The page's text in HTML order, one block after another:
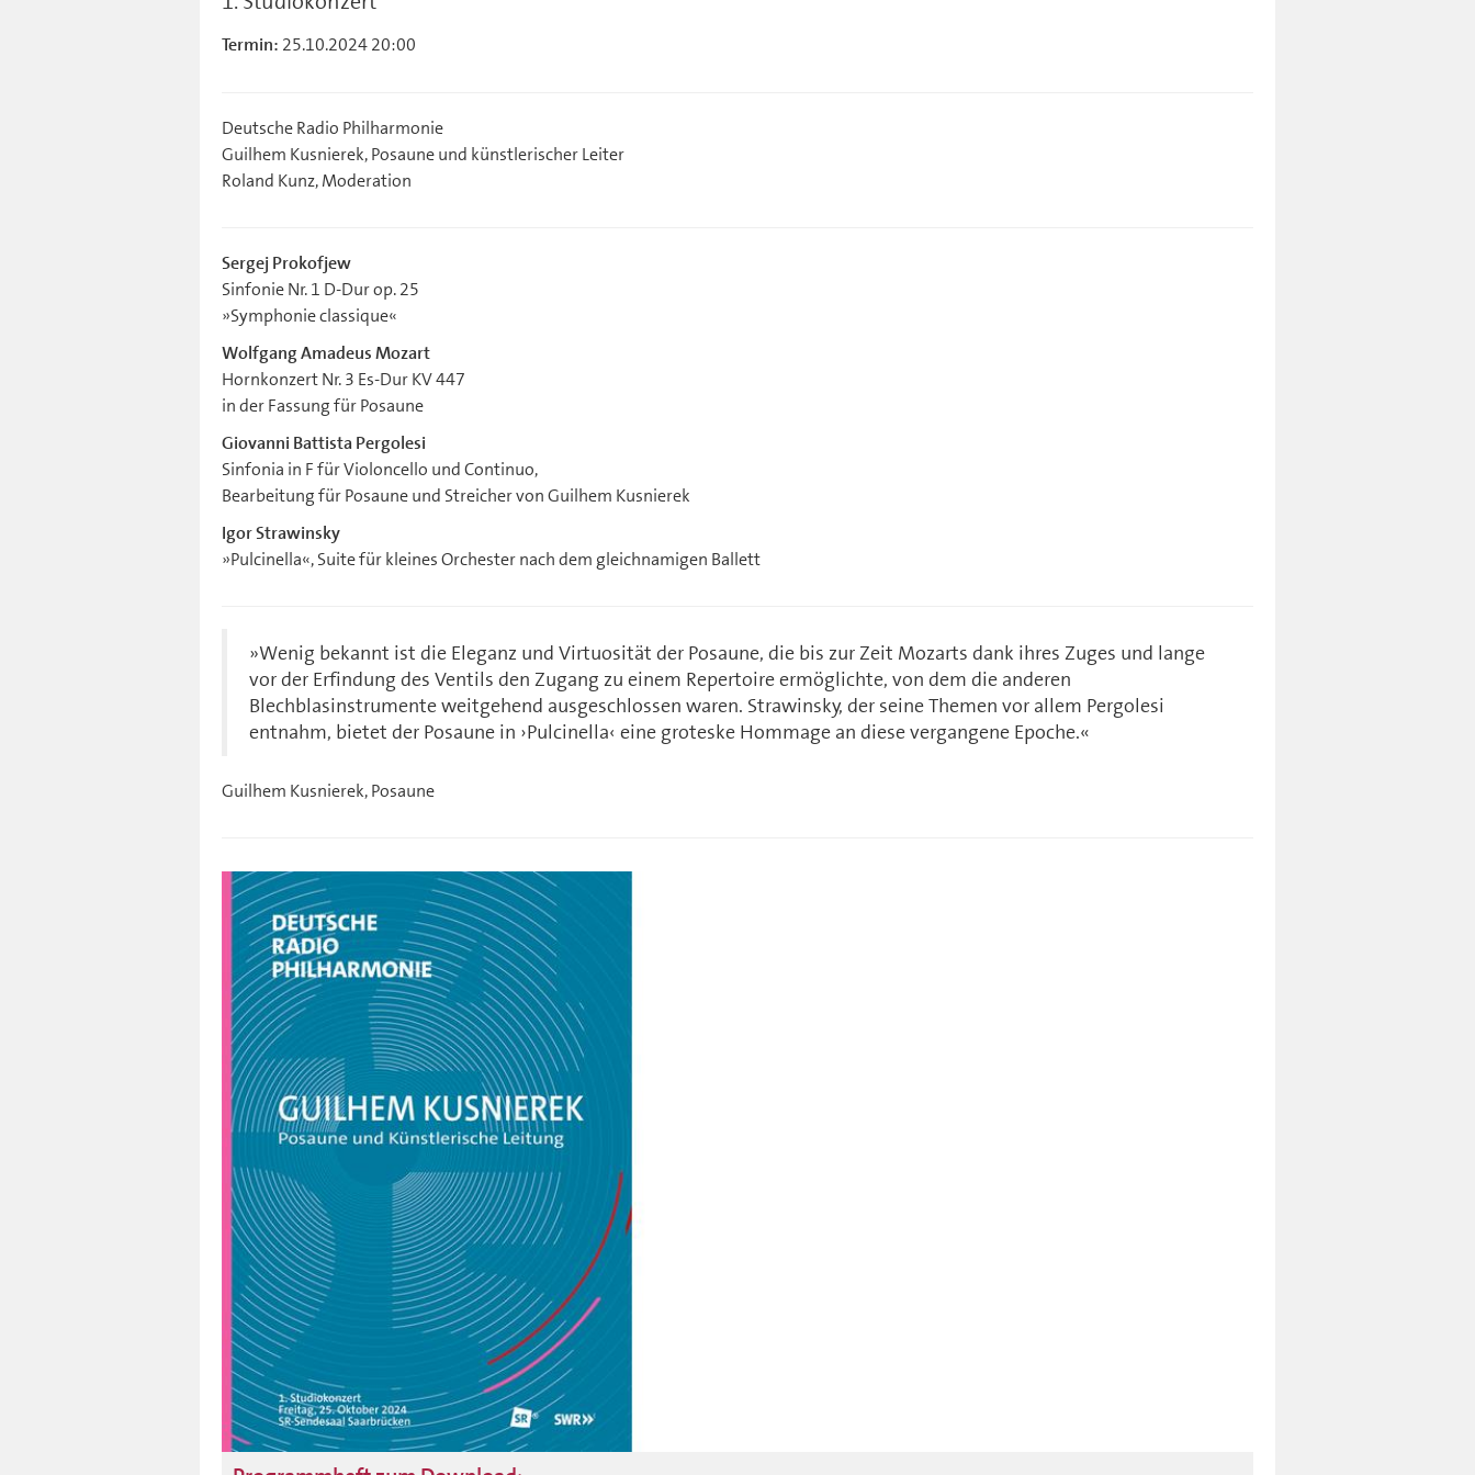
Termin: 25.10.2024 20:00
Deutsche Radio Philharmonie
Guilhem Kusnierek, Posaune und künstlerischer Leiter
Roland Kunz, Moderation
Sergej Prokofjew
Sinfonie Nr. 1 D-Dur op. 25
»Symphonie classique«
Wolfgang Amadeus Mozart
Hornkonzert Nr. 3 Es-Dur KV 447
in der Fassung für Posaune
Giovanni Battista Pergolesi
Sinfonia in F für Violoncello und Continuo,
Bearbeitung für Posaune und Streicher von Guilhem Kusnierek
Igor Strawinsky
»Pulcinella«, Suite für kleines Orchester nach dem gleichnamigen Ballett
»Wenig bekannt ist die Eleganz und Virtuosität der Posaune, die bis zur Zeit Mozarts dank ihres Zuges und lange
vor der Erfindung des Ventils den Zugang zu einem Repertoire ermöglichte, von dem die anderen
Blechblasinstrumente weitgehend ausgeschlossen waren. Strawinsky, der seine Themen vor allem Pergolesi
entnahm, bietet der Posaune in ›Pulcinella‹ eine groteske Hommage an diese vergangene Epoche.«
Guilhem Kusnierek, Posaune